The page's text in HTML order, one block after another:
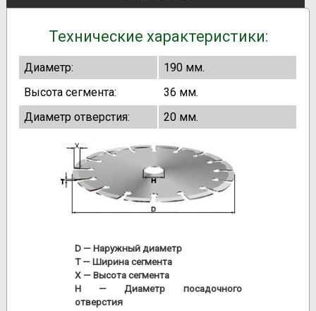
Технические характеристики:
Диаметр:
190 мм.
Высота сегмента:
36 мм.
Диаметр отверстия:
20 мм.
D— Наружный диаметр
T— Ширина сегмента
X— Высота сегмента
H— Диаметр посадочного
отверстия